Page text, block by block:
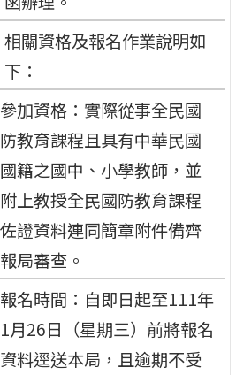
相關資格及報名作業說明如
下：
參加資格：實際從事全民國
防教育課程且具有中華民國
國籍之國中、小學教師，並
附上教授全民國防教育課程
佐證資料連同簡章附件備齊
報局審查。
報名時間：自即日起至111年
1月26日（星期三）前將報名
資料逕送本局，且逾期不受